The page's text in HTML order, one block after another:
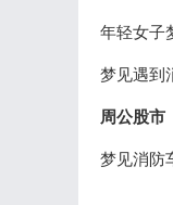
年轻女子
梦见遇到
周公股市
梦见消防